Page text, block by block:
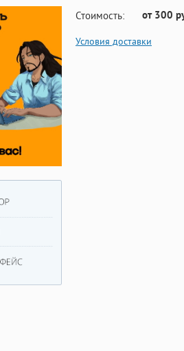
Стоимость: от 300
Условия доставки